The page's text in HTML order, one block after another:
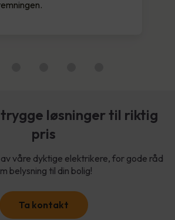
løsninger til riktig
pris
våre dyktige elektrikere, for gode råd
belysning til din bolig!
Ta kontakt